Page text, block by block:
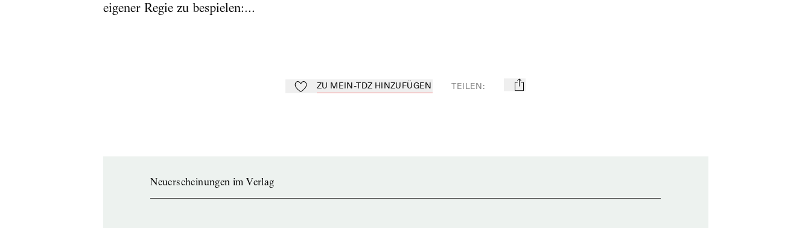
eigener Regie zu bespielen:...
Zu Mein-TdZ hinzufügen
ZU MEIN-TDZ HINZUFÜGEN TEILEN: mail
Neuerscheinungen im Verlag